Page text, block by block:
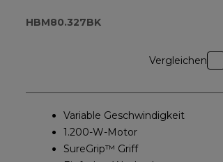
HBM80.327BK
Vergleichen
Variable Geschwindigkeit
1.200-W-Motor
SureGrip™ Griff